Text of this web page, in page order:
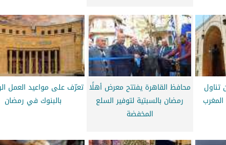
محافظ القاهرة يفتتح معرض أهلًا
رمضان بالسبتية لتوفير السلع
المخفضة
تعرّف على مواعيد العمل
بالبنوك في رمضان